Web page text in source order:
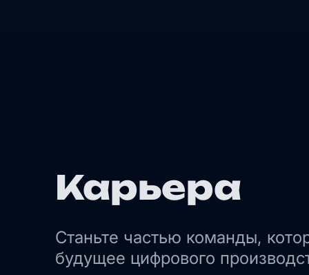
Карьера
Станьте частью команды,
будущее цифрового